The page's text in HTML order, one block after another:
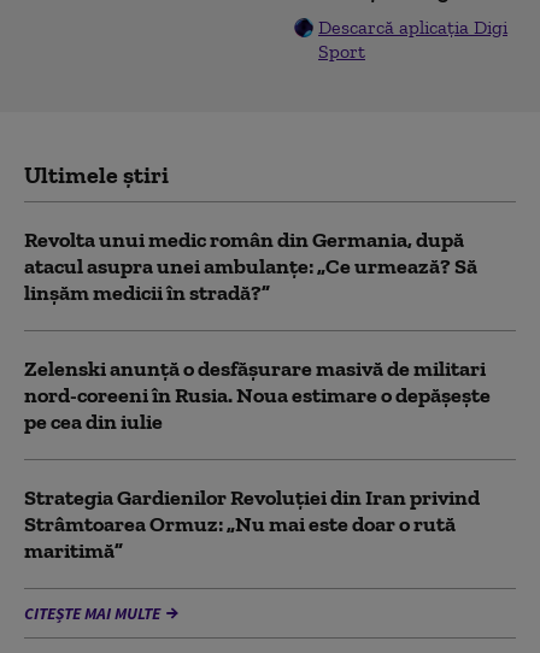
Descarcă aplicația Digi
Sport
Ultimele știri
Revolta unui medic român din Germania, după
atacul asupra unei ambulanțe: „Ce urmează? Să
linșăm medicii în stradă?”
Zelenski anunță o desfășurare masivă de militari
nord-coreeni în Rusia. Noua estimare o depășește
pe cea din iulie
Strategia Gardienilor Revoluției din Iran privind
Strâmtoarea Ormuz: „Nu mai este doar o rută
maritimă”
CITEȘTE MAI MULTE